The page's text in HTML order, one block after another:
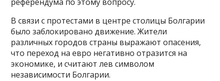
В связи с протестами в центре столицы Болгарии
было заблокировано движение. Жители
различных городов страны выражают опасения,
что переход на евро негативно отразится на
экономике, и считают лев символом
независимости Болгарии.